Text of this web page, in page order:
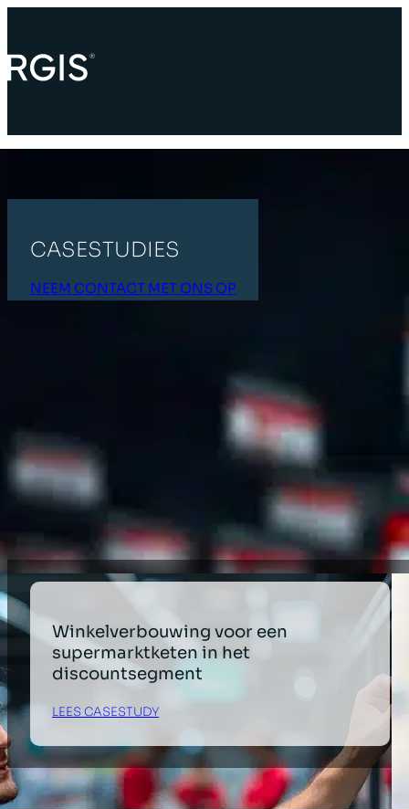
CASESTUDIES
NEEM CONTACT MET ONS OP
Industrieel en magazijn
Dienstensector
Detailhandel
Winkelverbouwing voor een
supermarktketen in het
discountsegment
LEES CASESTUDY